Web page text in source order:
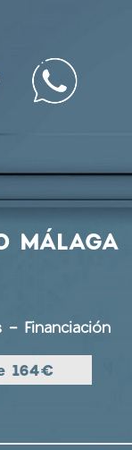
MÁLAGA
- Financiación
164€